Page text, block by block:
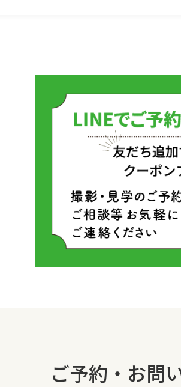
ご予約・お問